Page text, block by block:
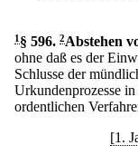
1 § 596. 2Abstehen
ohne daß es der
Schlusse der
Urkundenprozesse
ordentlichen
[1.